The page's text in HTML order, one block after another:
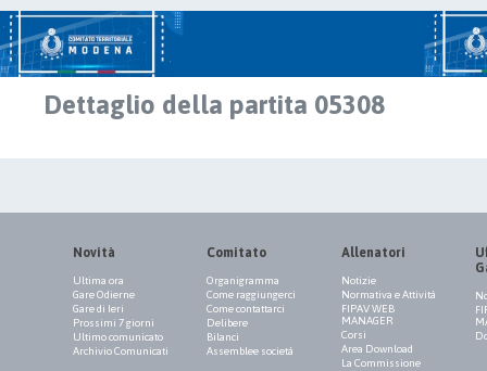
Dettaglio della partita 05308
Novità
Ultima ora
Gare Odierne
Gare di Ieri
Prossimi 7 giorni
Ultimo comunicato
Archivio Comunicati
Comitato
Organigramma
Come raggiungerci
Come contattarci
Delibere
Bilanci
Assemblee società
Allenatori
Notizie
Normativa e Attività
FIPAV WEB
MANAGER
Corsi
Area Download
La Commissione